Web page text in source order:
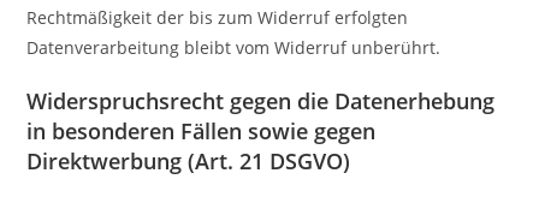
Rechtmäßigkeit der bis zum Widerruf erfolgten
Datenverarbeitung bleibt vom Widerruf unberührt.
Widerspruchsrecht gegen die Datenerhebung
in besonderen Fällen sowie gegen
Direktwerbung (Art. 21 DSGVO)